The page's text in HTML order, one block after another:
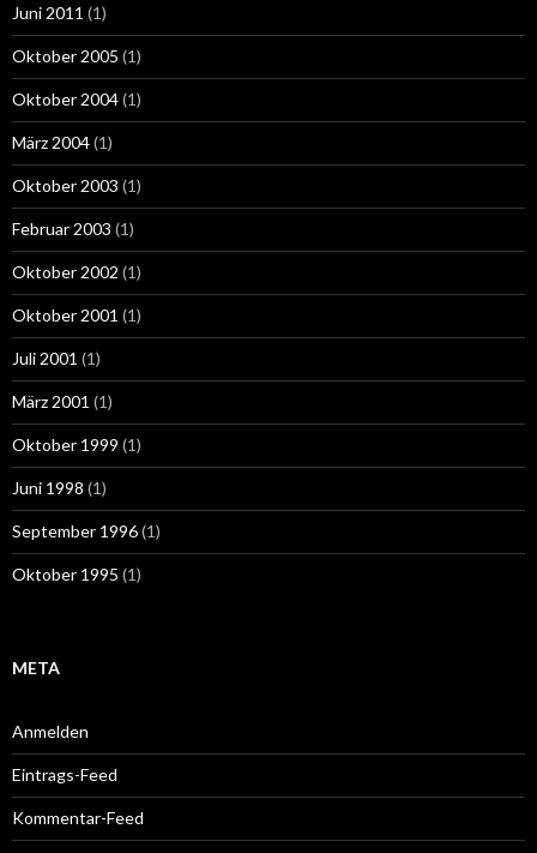
Juni 2011 (1)
Oktober 2005 (1)
Oktober 2004(1)
März 2004(1)
Oktober 2003 (1)
Februar 2003 (1)
Oktober 2002 (1)
Oktober 2001 (1)
Juli 2001 (1)
März 2001 (1)
Oktober 1999 (1)
Juni 1998 (1)
September 1996(1)
Oktober 1995 (1)
META
Anmelden
Eintrags-Feed
Kommentar-Feed